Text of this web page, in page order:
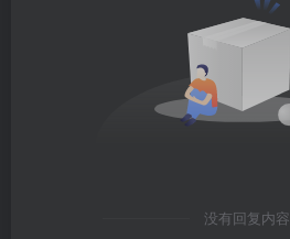
没有回复内容